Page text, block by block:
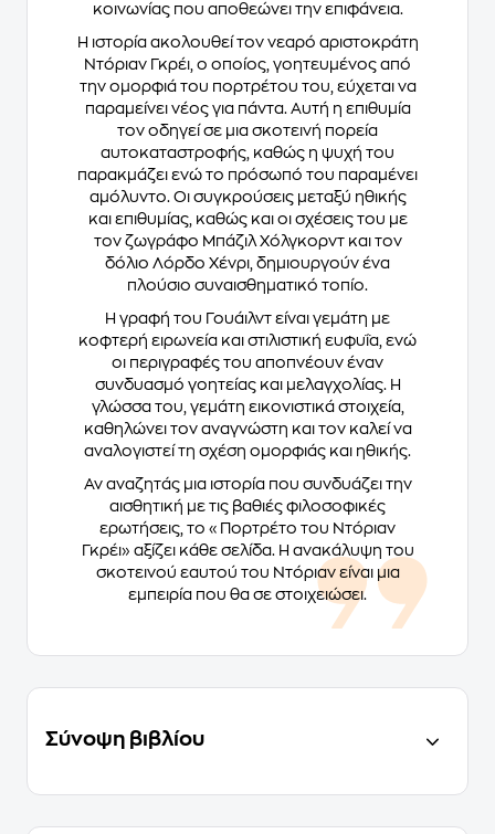
κοινωνίας που αποθεώνει την επιφάνεια.
Η ιστορία ακολουθεί τον νεαρό αριστοκράτη
Ντόριαν Γκρέι, ο οποίος, γοητευμένος από
την ομορφιά του πορτρέτου του, εύχεται να
παραμείνει νέος για πάντα. Αυτή η επιθυμία
τον οδηγεί σε μια σκοτεινή πορεία
αυτοκαταστροφής, καθώς η ψυχή του
παρακμάζει ενώ το πρόσωπό του παραμένει
αμόλυντο. Οι συγκρούσεις μεταξύ ηθικής
και επιθυμίας, καθώς και οι σχέσεις του με
τον ζωγράφο Μπάζιλ Χόλγκορντ και τον
δόλιο Λόρδο Χένρι, δημιουργούν ένα
πλούσιο συναισθηματικό τοπίο.
Η γραφή του Γουάιλντ είναι γεμάτη με
κοφτερή ειρωνεία και στιλιστική ευφυΐα, ενώ
οι περιγραφές του αποπνέουν έναν
συνδυασμό γοητείας και μελαγχολίας. Η
γλώσσα του, γεμάτη εικονιστικά στοιχεία,
καθηλώνει τον αναγνώστη και τον καλεί να
αναλογιστεί τη σχέση ομορφιάς και ηθικής.
Αν αναζητάς μια ιστορία που συνδυάζει την
αισθητική με τις βαθιές φιλοσοφικές
ερωτήσεις, το «Πορτρέτο του Ντόριαν
Γκρέι» αξίζει κάθε σελίδα. Η ανακάλυψη του
σκοτεινού εαυτού του Ντόριαν είναι μια
εμπειρία που θα σε στοιχειώσει.
Σύνοψη βιβλίου